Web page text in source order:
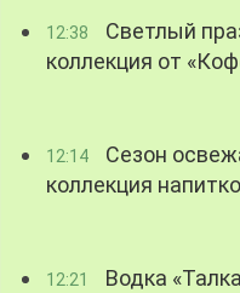
12:38
Светлый
коллекция от
12:14
Сезон
коллекция
12:21
Водка